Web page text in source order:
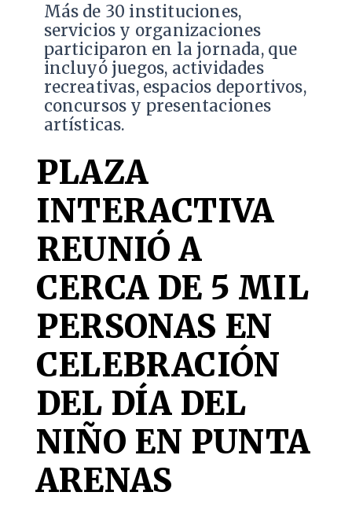
Más de 30 instituciones,
servicios y organizaciones
participaron en la jornada, que
incluyó juegos, actividades
recreativas, espacios deportivos,
concursos y presentaciones
artísticas.
PLAZA
INTERACTIVA
REUNIÓ A
CERCA DE 5 MIL
PERSONAS EN
CELEBRACIÓN
DEL DÍA DEL
NIÑO EN PUNTA
ARENAS